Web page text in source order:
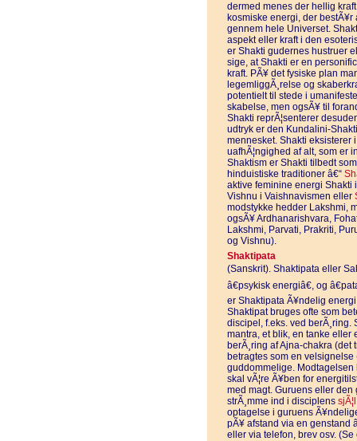
dermed menes der hellig
kosmiske energi, der bestÃ¥r
gennem hele Universet.
aspekt eller kraft i den
er Shakti gudernes hustruer
sige, at Shakti er en
kraft. PÃ¥ det fysiske plan
legemliggÃ¸relse og
potentielt til stede i
skabelse, men ogsÃ¥ til
Shakti reprÃ¦senterer
udtryk er den Kundalini-
mennesket. Shakti eksisterer
uafhÃ¦ngighed af alt, som er
Shaktism er Shakti tilbedt
hinduistiske traditioner â€“
aktive feminine energi Shakti
Vishnu i Vaishnavismen eller
modstykke hedder Lakshmi,
ogsÃ¥ Ardhanarishvara,
Lakshmi, Parvati, Prakriti,
og Vishnu).
Shaktipata
(Sanskrit). Shaktipata eller
â€psykisk energiâ€, og
er Shaktipata Ã¥ndelig
Shaktipat bruges ofte som
discipel, f.eks. ved berÃ¸ring.
mantra, et blik, en tanke eller
berÃ¸ring af Ajna-chakra (det
betragtes som en
guddommelige.
skal vÃ¦re Ã¥ben for
med magt. Guruens eller
strÃ¸mme ind i disciplens sjÃ¦l
optagelse i guruens
pÃ¥ afstand via en genstand
eller via telefon, brev osv.